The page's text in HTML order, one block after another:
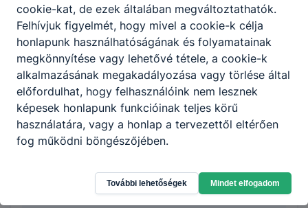
megküldésével (9200 Mosonmagyaróvár,
Szent István király út 97.)
A pályázati
kiírással
kapcsolatosan
további
információt
nyújt
Harangozóné Kovács Edina +36301215264
Várjuk jelentkezését!
cookie-kat, de ezek általában megváltoztathatók.
Felhívjuk figyelmét, hogy mivel a cookie-k célja
honlapunk használhatóságának és folyamatainak
megkönnyítése vagy lehetővé tétele, a cookie-k
alkalmazásának megakadályozása vagy törlése által
előfordulhat, hogy felhasználóink nem lesznek
képesek honlapunk funkcióinak teljes körű
használatára, vagy a honlap a tervezettől eltérően
fog működni böngészőjében.
További lehetőségek Mindet elfogadom